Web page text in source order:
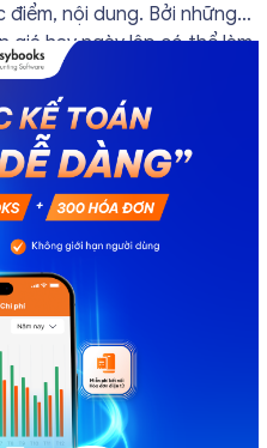
nội dung. Bởi những
giá hay ngày lập có thể làm
toán thuế của bạn. Kế